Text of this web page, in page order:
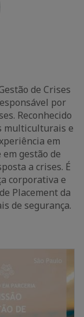
de Crises
por
Reconhecido
multiculturais e
em
gestão de
a crises. É
corporativa e
Placement da
de segurança.